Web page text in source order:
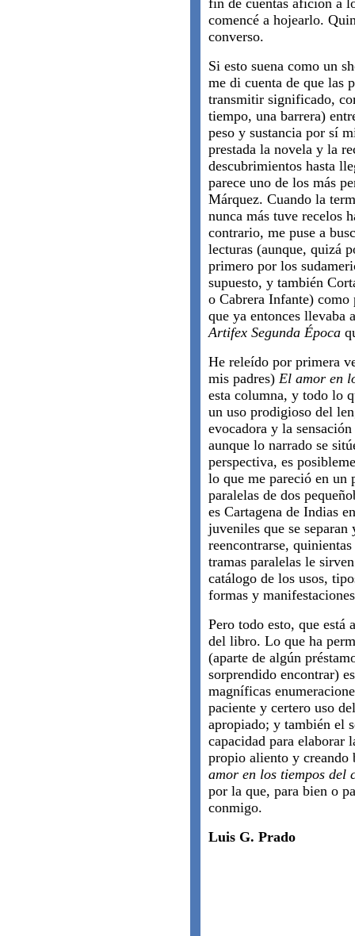
fin de cuentas afición a
comencé a hojearlo.
converso.
Si esto suena como un
me di cuenta de que las
transmitir significado,
tiempo, una barrera)
peso y sustancia por sí
prestada la novela y la
descubrimientos hasta
parece uno de los más
Márquez. Cuando la
nunca más tuve recelos
contrario, me puse a
lecturas (aunque, quizá
primero por los
supuesto, y también
o Cabrera Infante)
que ya entonces llevaba
Artifex Segunda Época
He releído por primera
mis padres) El amor en
esta columna, y todo lo
un uso prodigioso del
evocadora y la
aunque lo narrado se
perspectiva, es
lo que me pareció en un
paralelas de dos
es Cartagena de Indias
juveniles que se
reencontrarse,
tramas paralelas le
catálogo de los usos,
formas y
Pero todo esto, que está
del libro. Lo que ha
(aparte de algún
sorprendido encontrar)
magníficas
paciente y certero uso
apropiado; y también el
capacidad para elaborar
propio aliento y creando
amor en los tiempos del
por la que, para bien o
conmigo.
Luis G. Prado